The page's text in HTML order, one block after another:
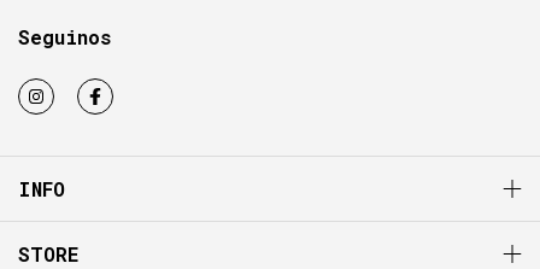
Seguinos
INFO
STORE